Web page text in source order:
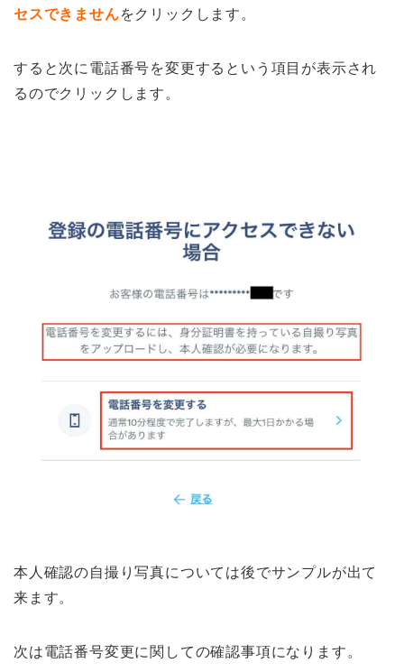
セスできませんをクリックします。
すると次に電話番号を変更するという項目が表示され
るのでクリックします。
本人確認の自撮り写真については後でサンプルが出て
来ます。
次は電話番号変更に関しての確認事項になります。